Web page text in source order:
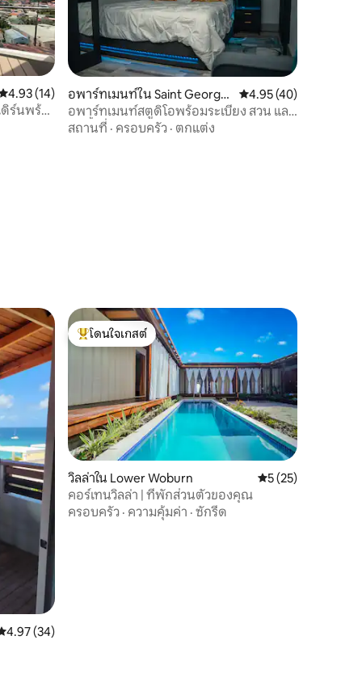
ะแนนเฉลี่ย 4.93 จาก 5, 14 รีวิว
4.93 (14)
ดิร์นพร้
อพาร์ทเมนท์ใน Saint Georg
e's
คะแนนเฉลี่ย 4.95 จาก
4.95 (40)
อพาร์ทเมนท์สตูดิโอพร้อมระเบียง สวน และ
บ่อน้ำ
สถานที่ · ครอบครัว · ตกแต่ง
ะแนนเฉลี่ย 4.97 จาก 5, 34 รีวิว
4.97 (34)
โดนใจเกสต์ที่สุด
โดนใจเกสต์
วิลล่าใน Lower Woburn คะแนนเฉลี่ย 5 จาก
5 (25)
คอร์เทนวิลล่า | ที่พักส่วนตัวของคุณ
ครอบครัว · ความคุ้มค่า · ซักรีด